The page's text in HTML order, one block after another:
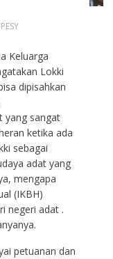
Keluarga
Lokki
dipisahkan
yang sangat
ketika ada
sebagai
adat yang
mengapa
(IKBH)
negeri adat .
petuanan dan